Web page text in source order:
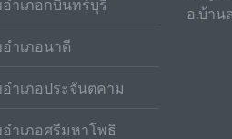
ำเภอกบินทร์บุรี
ำเภอนาดี
ำเภอประจันตคาม
ำเภอศรีมหาโพธิ
อ.บ้าน